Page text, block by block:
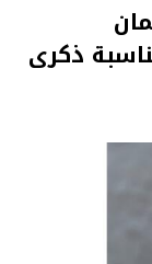
ذكرى